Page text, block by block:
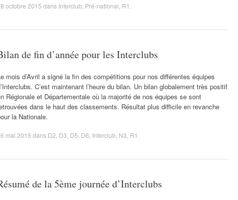
octobre 2015 dans Interclub Pré-national R1
de fin d’année pour les Interclubs
mois d’Avril a signé la fin des compétitions pour nos différentes équipes
C’est maintenant l’heure du bilan. Un bilan globalement très positif
Régionale et Départementale où la majorité de nos équipes se sont
dans le haut des classements. Résultat plus difficile en revanche
la Nationale.
mai 2015 dans D2 D3 D5 D6 Interclub N3 R1
de la 5ème journée d’Interclubs